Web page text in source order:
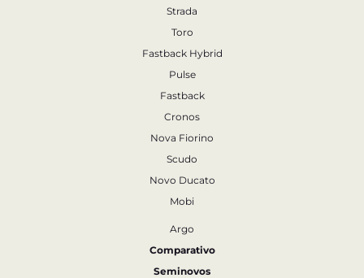
Strada
Toro
Fastback Hybrid
Pulse
Fastback
Cronos
Nova Fiorino
Scudo
Novo Ducato
Mobi
Argo
Comparativo
Seminovos